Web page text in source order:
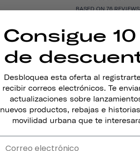
BASED ON 76 REVIEWS
Consigue
de
Desbloquea esta oferta al
recibir correos electrónicos. Te
actualizaciones sobre
nuevos productos, rebajas e
movilidad urbana que te